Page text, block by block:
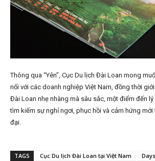
Thông qua “Yên”, Cục Du lịch Đài Loan mong
nối với các doanh nghiệp Việt Nam, đồng thời
Đài Loan nhẹ nhàng mà sâu sắc, một điểm đến
tìm kiếm sự nghỉ ngơi, phục hồi và cảm hứng
đại.
TAGS Cục Du lịch Đài Loan tại Việt Nam